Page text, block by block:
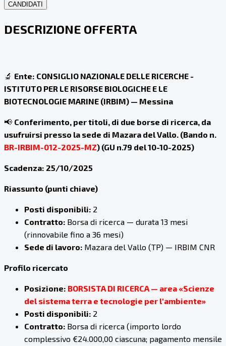
CANDIDATI
DESCRIZIONE OFFERTA
🔬 Ente: CONSIGLIO NAZIONALE DELLE RICERCHE -
ISTITUTO PER LE RISORSE BIOLOGICHE E LE
BIOTECNOLOGIE MARINE (IRBIM) — Messina
📢 Conferimento, per titoli, di due borse di ricerca, da
usufruirsi presso la sede di Mazara del Vallo. (Bando n.
BR-IRBIM-012-2025-MZ) (GU n.79 del 10-10-2025)
Scadenza: 25/10/2025
Riassunto (punti chiave)
Posti disponibili: 2
Contratto: Borsa di ricerca — durata 13 mesi
(rinnovabile fino a 36 mesi)
Sede di lavoro: Mazara del Vallo (TP) — IRBIM CNR
Profilo ricercato
Posizione: BORSISTA DI RICERCA — area «Scienze
del sistema terra e tecnologie per l'ambiente»
Posti disponibili: 2
Contratto: Borsa di ricerca (importo lordo
complessivo €24.000,00 ciascuna; pagamento mensile